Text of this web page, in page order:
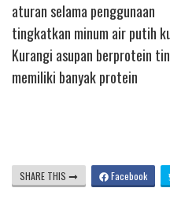
aturan selama penggunaan
tingkatkan minum air putih
Kurangi asupan berprotein
memiliki banyak protein
SHARE THIS Facebook